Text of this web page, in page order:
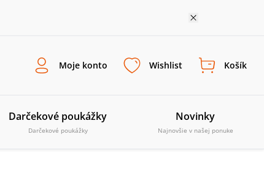
Moje konto Wishlist Košík
Darčekové poukážky
Darčekové poukážky
Novinky
Najnovšie v našej ponuke